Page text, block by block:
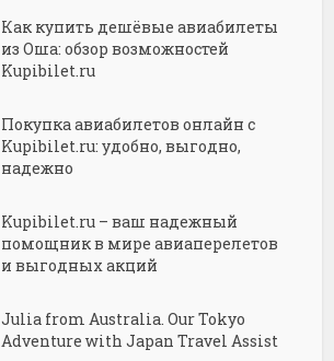
Как купить дешёвые авиабилеты
из Оша: обзор возможностей
Kupibilet.ru
Покупка авиабилетов онлайн с
Kupibilet.ru: удобно, выгодно,
надежно
Kupibilet.ru – ваш надежный
помощник в мире авиаперелетов
и выгодных акций
Julia from Australia. Our Tokyo
Adventure with Japan Travel Assist